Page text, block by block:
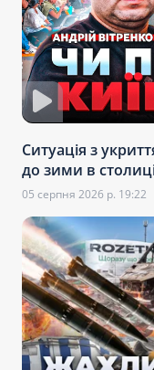
Ситуація з
до зими в
05 серпня 2026 р. 19:22